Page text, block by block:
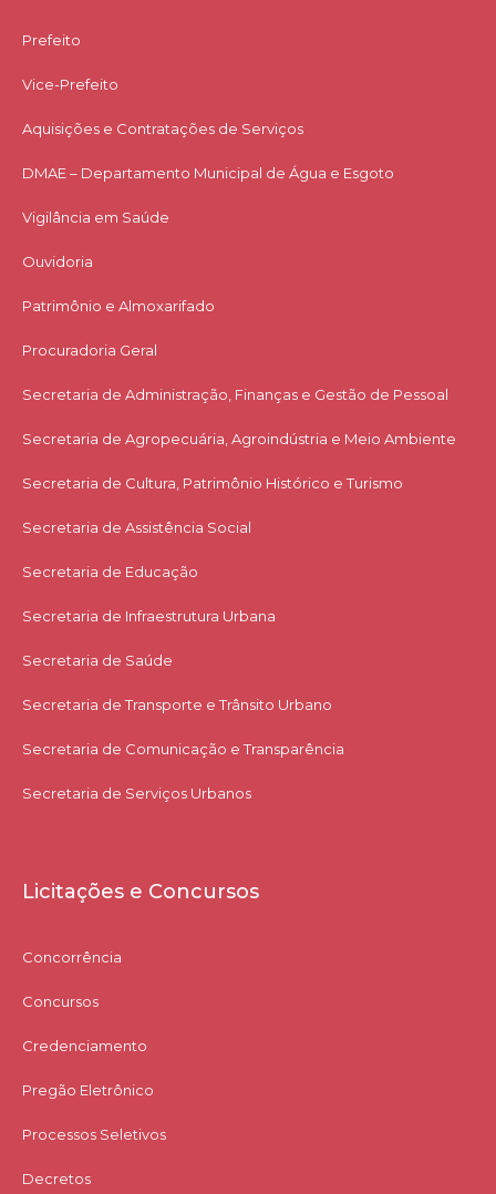
Prefeito
Vice-Prefeito
Aquisições e Contratações de Serviços​
DMAE – Departamento Municipal de Água e Esgoto
Vigilância em Saúde
Ouvidoria
Patrimônio e Almoxarifado
Procuradoria Geral
Secretaria de Administração, Finanças e Gestão de Pessoal
Secretaria de Agropecuária, Agroindústria e Meio Ambiente
Secretaria de Cultura, Patrimônio Histórico e Turismo
Secretaria de Assistência Social
Secretaria de Educação
Secretaria de Infraestrutura Urbana
Secretaria de Saúde
Secretaria de Transporte e Trânsito Urbano
Secretaria de Comunicação e Transparência
Secretaria de Serviços Urbanos
Licitações e Concursos
Concorrência
Concursos
Credenciamento
Pregão Eletrônico
Processos Seletivos
Decretos